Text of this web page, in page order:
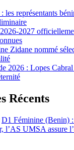
les représentants
2027
Zidane nommé
2026 : Lopes
Récents
D1 Féminine (Benin)
l’AS UMSA assure